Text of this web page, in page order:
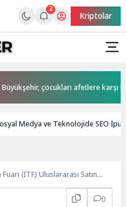
2
Kriptolar
çocukları afetlere karşı
Medya ve Teknolojide SEO
(İTF) Uluslararası Satın
0